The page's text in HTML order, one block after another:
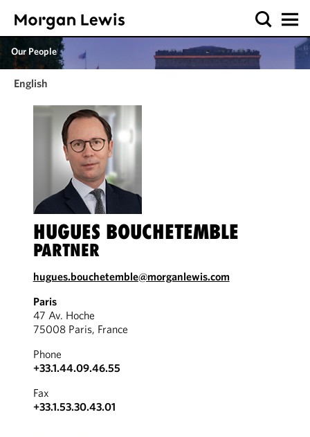
Our People
English
HUGUES BOUCHETEMBLE
PARTNER
hugues.bouchetemble@morganlewis.com
Paris
47 Av. Hoche
75008 Paris, France
Phone
+33.1.44.09.46.55
Fax
+33.1.53.30.43.01